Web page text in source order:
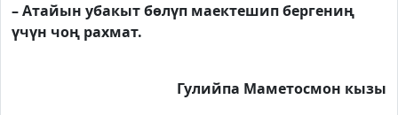
– Атайын убакыт бөлүп маектешип бергениң
үчүн чоң рахмат.
Гулийпа Маметосмон кызы